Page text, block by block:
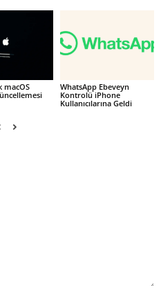
macOS
WhatsApp Ebeveyn
Kontrolü iPhone
Kullanıcılarına Geldi